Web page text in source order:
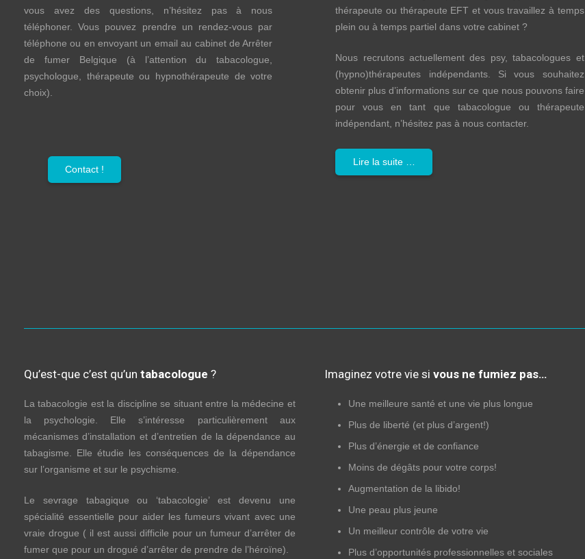
vous avez des questions, n’hésitez pas à nous
téléphoner. Vous pouvez prendre un rendez-vous par
téléphone ou en envoyant un email au cabinet de Arrêter
de fumer Belgique (à l’attention du tabacologue,
psychologue, thérapeute ou hypnothérapeute de votre
choix).
Contact !
thérapeute ou thérapeute EFT et vous travaillez à temps
plein ou à temps partiel dans votre cabinet ?
Nous recrutons actuellement des psy, tabacologues et
(hypno)thérapeutes indépendants. Si vous souhaitez
obtenir plus d’informations sur ce que nous pouvons faire
pour vous en tant que tabacologue ou thérapeute
indépendant, n’hésitez pas à nous contacter.
Lire la suite …
Qu’est-que c’est qu’un tabacologue ?
La tabacologie est la discipline se situant entre la médecine et
la psychologie. Elle s’intéresse particulièrement aux
mécanismes d’installation et d’entretien de la dépendance au
tabagisme. Elle étudie les conséquences de la dépendance
sur l’organisme et sur le psychisme.
Le sevrage tabagique ou ‘tabacologie’ est devenu une
spécialité essentielle pour aider les fumeurs vivant avec une
vraie drogue ( il est aussi difficile pour un fumeur d’arrêter de
fumer que pour un drogué d’arrêter de prendre de l’héroïne).
Imaginez votre vie si vous ne fumiez pas…
Une meilleure santé et une vie plus longue
Plus de liberté (et plus d’argent!)
Plus d’énergie et de confiance
Moins de dégâts pour votre corps!
Augmentation de la libido!
Une peau plus jeune
Un meilleur contrôle de votre vie
Plus d’opportunités professionnelles et sociales